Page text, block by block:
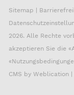
Sitemap |
2026. Alle Rechte
akzeptieren Sie die «
«
CMS by Weblication